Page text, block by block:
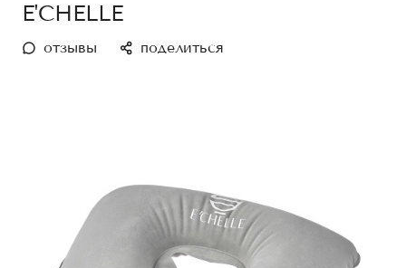
E'CHELLE
отзывы поделиться